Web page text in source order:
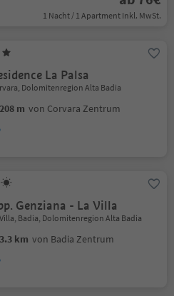
1 Nacht / 1 Apartment Inkl. MwSt.
La Palsa
Dolomitenregion Alta Badia
208 m von Corvara Zentrum
Genziana - La Villa
Badia, Dolomitenregion Alta Badia
3.3 km von Badia Zentrum